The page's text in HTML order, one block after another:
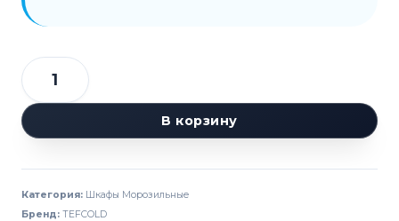
Количество
товара
Шкаф
UFSC371G
В корзину
Категория: Шкафы Морозильные
Бренд: TEFCOLD